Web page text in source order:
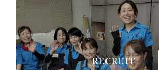
RECRUIT